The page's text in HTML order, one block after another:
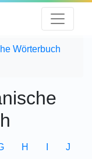
Wörterbuch
H J